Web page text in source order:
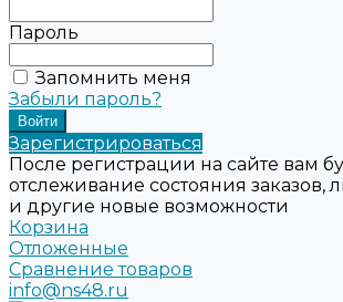
Пароль
Запомнить меня
Забыли пароль?
Зарегистрироваться
После регистрации на сайте вам
отслеживание состояния заказов,
и другие новые возможности
Корзина
Отложенные
Сравнение товаров
info@ns48.ru